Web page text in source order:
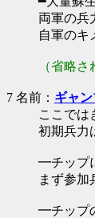
両軍の兵
自軍のキ
（省略
7 名前： ギャン
ここでは
初期兵力
━チップ
まず参加
━チップ